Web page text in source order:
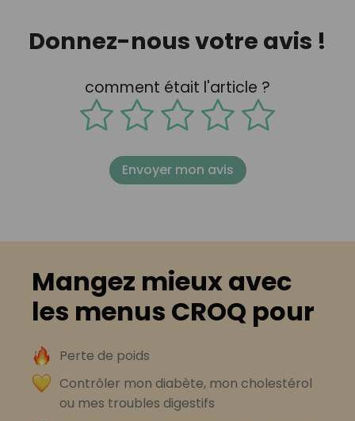
Donnez-nous votre avis !
comment était l'article ?
Envoyer mon avis
Mangez mieux avec
les menus CROQ pour
Perte de poids
Contrôler mon diabète, mon cholestérol
ou mes troubles digestifs